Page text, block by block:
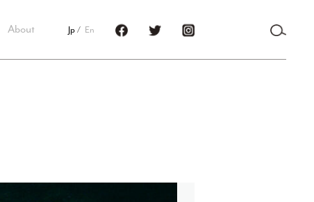
About Jp En